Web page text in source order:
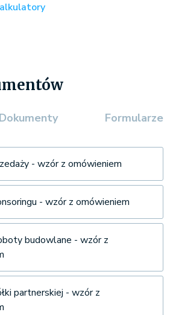
Dokumenty Formularze
- wzór z omówieniem
- wzór z omówieniem
budowlane - wzór z
partnerskiej - wzór z